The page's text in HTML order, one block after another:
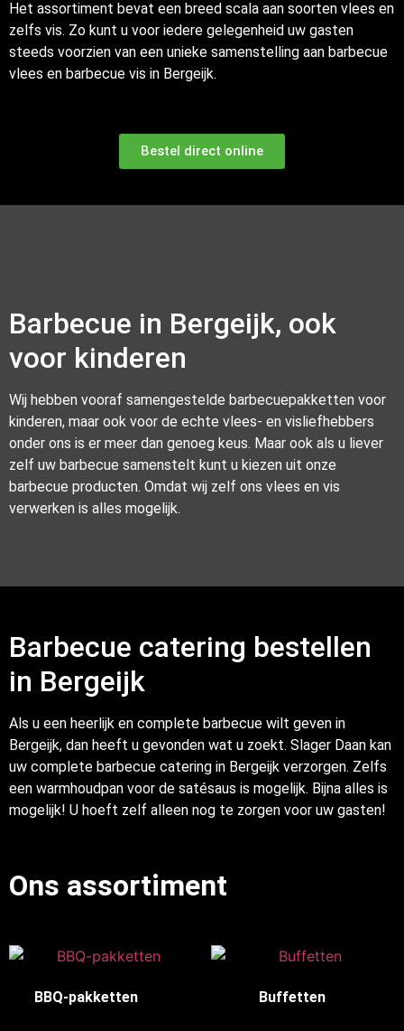
Het assortiment bevat een breed scala aan soorten vlees en
zelfs vis. Zo kunt u voor iedere gelegenheid uw gasten
steeds voorzien van een unieke samenstelling aan barbecue
vlees en barbecue vis in Bergeijk.
Bestel direct online
Barbecue in Bergeijk, ook
voor kinderen
Wij hebben vooraf samengestelde barbecuepakketten voor
kinderen, maar ook voor de echte vlees- en visliefhebbers
onder ons is er meer dan genoeg keus. Maar ook als u liever
zelf uw barbecue samenstelt kunt u kiezen uit onze
barbecue producten. Omdat wij zelf ons vlees en vis
verwerken is alles mogelijk.
Barbecue catering bestellen
in Bergeijk
Als u een heerlijk en complete barbecue wilt geven in
Bergeijk, dan heeft u gevonden wat u zoekt. Slager Daan kan
uw complete barbecue catering in Bergeijk verzorgen. Zelfs
een warmhoudpan voor de satésaus is mogelijk. Bijna alles is
mogelijk! U hoeft zelf alleen nog te zorgen voor uw gasten!
Ons assortiment
BBQ-pakketten Buffetten